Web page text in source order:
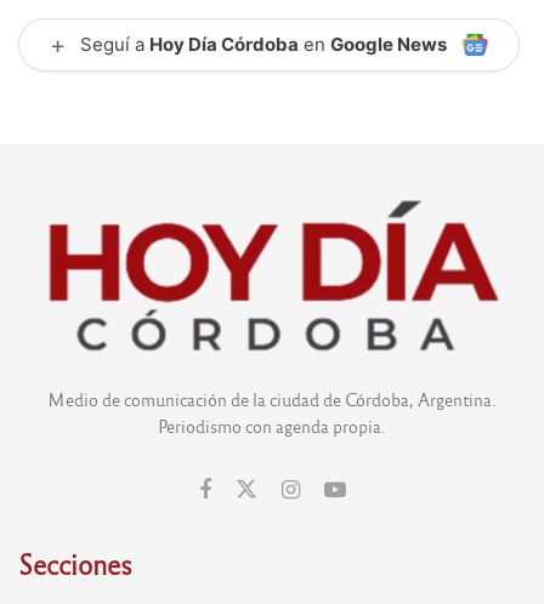
+ Seguí a Hoy Día Córdoba en Google News
Medio de comunicación de la ciudad de Córdoba, Argentina.
Periodismo con agenda propia.
Secciones